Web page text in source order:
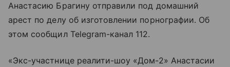
Анастасию Брагину отправили под домашний
арест по делу об изготовлении порнографии. Об
этом сообщил Telegram-канал 112.
«Экс-участнице реалити-шоу «Дом-2» Анастасии